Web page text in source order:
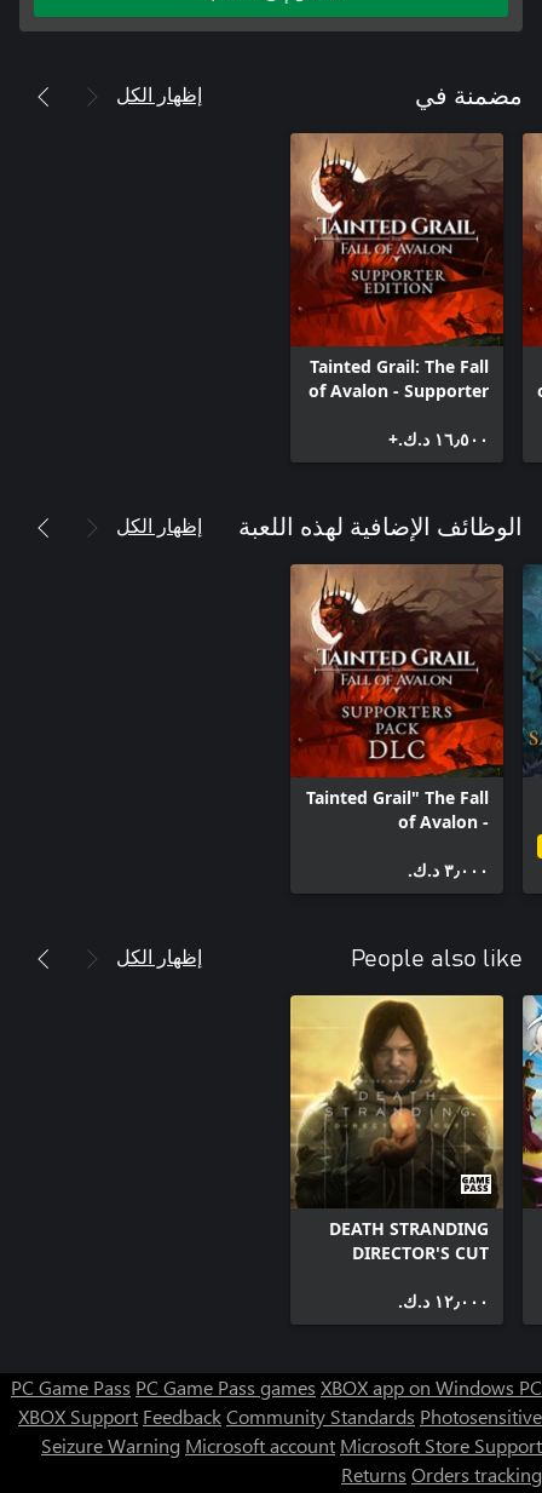
مضمنة في إظهار الكل
Tainted Grail: The Fall
of Avalon - Supporter
١٦٫٥٠٠ د.ك.‏+
الوظائف الإضافية لهذه اللعبة إظهار الكل
Tainted Grail" The Fall
of Avalon -
٣٫٠٠٠ د.ك.‏
People also like إظهار الكل
DEATH STRANDING
DIRECTOR'S CUT
١٢٫٠٠٠ د.ك.‏
PC Game Pass PC Game Pass games XBOX app on Windows PC
XBOX Support FeedbackCommunity Standards Photosensitive
Seizure Warning Microsoft account Microsoft Store Support
Returns Orders tracking